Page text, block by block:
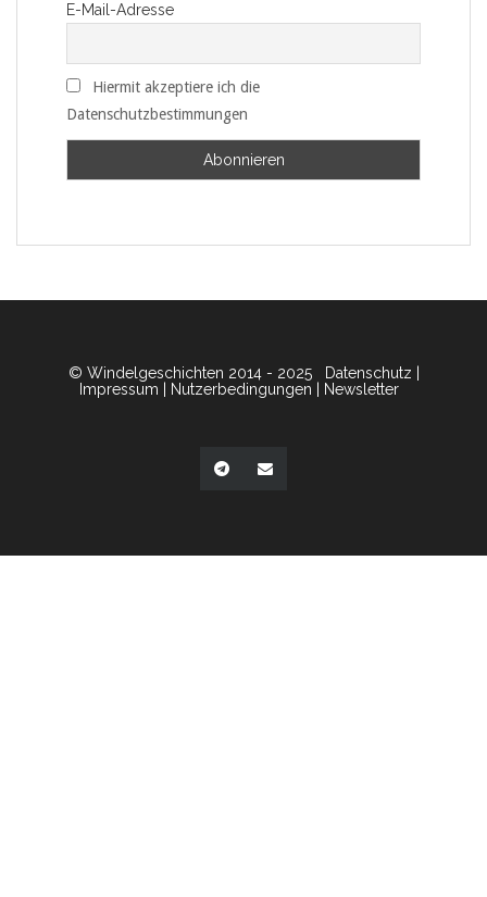
E-Mail-Adresse
Hiermit akzeptiere ich die
Datenschutzbestimmungen
© Windelgeschichten 2014 - 2025 Datenschutz
Impressum
Nutzerbedingungen Newsletter